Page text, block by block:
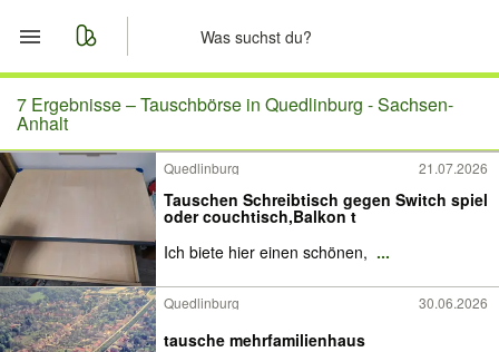
Start
Merkliste
Nachrichten
Anzeige aufgeben
7 Ergebnisse –Tauschbörse in Quedlinburg - Sachsen-
Anhalt
Quedlinburg 21.07.2026
Tauschen Schreibtisch gegen Switch spiel
oder couchtisch,Balkon t
Ich biete hier einen schönen, ...
Quedlinburg 30.06.2026
tausche mehrfamilienhaus